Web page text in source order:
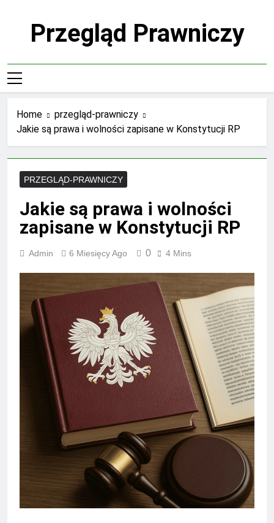
Przegląd Prawniczy
Home
przegląd-prawniczy
Jakie są prawa i wolności zapisane w Konstytucji RP
PRZEGLĄD-PRAWNICZY
Jakie są prawa i wolności
zapisane w Konstytucji RP
Admin 6 Miesięcy Ago 0 4 Mins